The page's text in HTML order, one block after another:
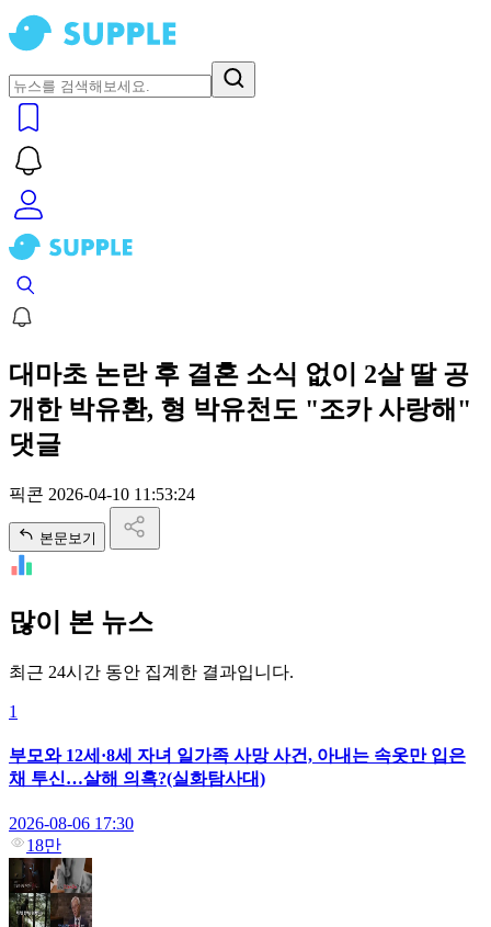
대마초 논란 후 결혼 소식 없이 2살 딸 공
개한 박유환, 형 박유천도 "조카 사랑해"
댓글
픽콘 2026-04-10 11:53:24
본문보기
많이 본 뉴스
최근 24시간 동안 집계한 결과입니다.
1
부모와 12세·8세 자녀 일가족 사망 사건, 아내는 속옷만 입은
채 투신…살해 의혹?(실화탐사대)
2026-08-06 17:30
18만